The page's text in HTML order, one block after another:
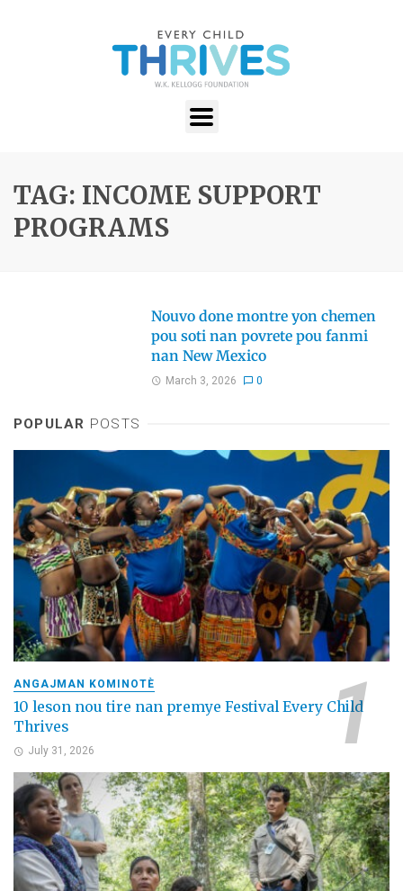
TAG: INCOME SUPPORT
PROGRAMS
Nouvo done montre yon chemen
pou soti nan povrete pou fanmi
nan New Mexico
March 3, 2026 0
POPULAR POSTS
ANGAJMAN KOMINOTÈ
10 leson nou tire nan premye Festival Every Child
Thrives
July 31, 2026